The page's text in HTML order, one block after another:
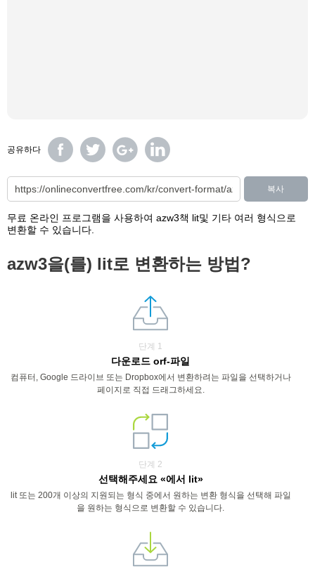
공유하다
복사
무료 온라인 프로그램을 사용하여 azw3책 lit및 기타 여러 형식으로
변환할 수 있습니다.
azw3을(를) lit로 변환하는 방법?
단계 1
다운로드 orf-파일
컴퓨터, Google 드라이브 또는 Dropbox에서 변환하려는 파일을 선택하거나
페이지로 직접 드래그하세요.
단계 2
선택해주세요 «에서 lit»
lit 또는 200개 이상의 지원되는 형식 중에서 원하는 변환 형식을 선택해 파일
을 원하는 형식으로 변환할 수 있습니다.